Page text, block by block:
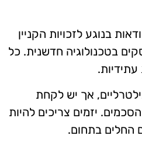
בנוגע לזכויות הקניין
בטכנולוגיה חדשנית. כל
אך יש לקחת
יזמים צריכים להיות
החלים בתחום.